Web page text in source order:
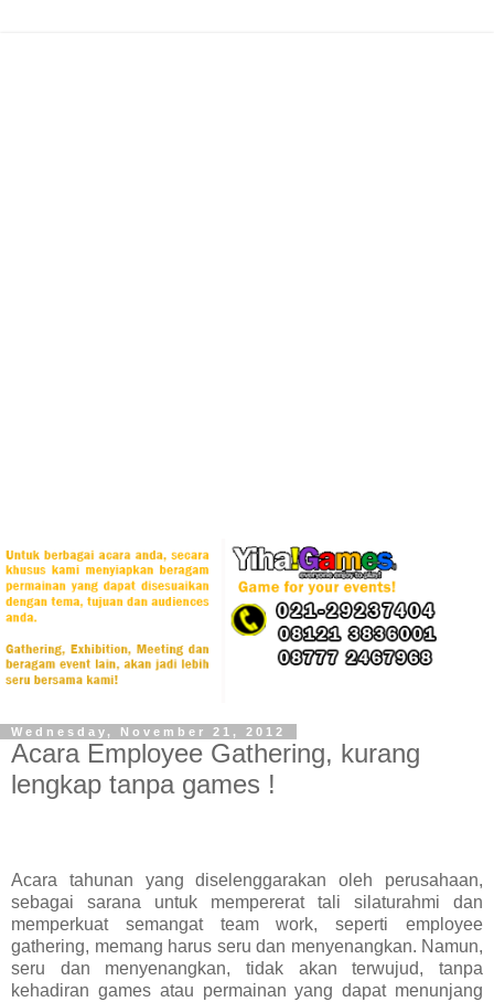
Wednesday, November 21, 2012
Acara Employee Gathering, kurang
lengkap tanpa games !
Acara tahunan yang diselenggarakan oleh perusahaan,
sebagai sarana untuk mempererat tali silaturahmi dan
memperkuat semangat team work, seperti employee
gathering, memang harus seru dan menyenangkan. Namun,
seru dan menyenangkan, tidak akan terwujud, tanpa
kehadiran games atau permainan yang dapat menunjang